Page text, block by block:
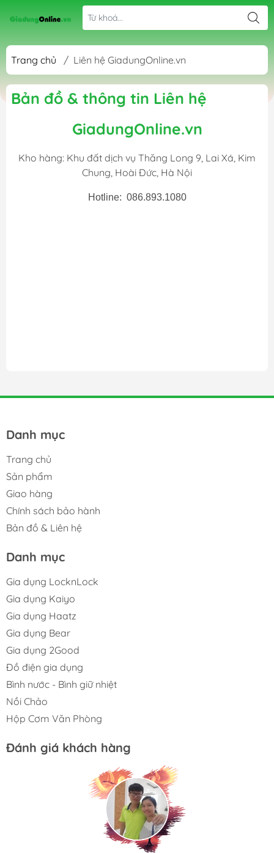
Trang chủ / Liên hệ GiadungOnline.vn
Bản đồ & thông tin Liên hệ
GiadungOnline.vn
Kho hàng: Khu đất dịch vụ Thăng Long 9, Lai Xá, Kim
Chung, Hoài Đức, Hà Nội
Hotline: 086.893.1080
Danh mục
Trang chủ
Sản phẩm
Giao hàng
Chính sách bảo hành
Bản đồ & Liên hệ
Danh mục
Gia dụng LocknLock
Gia dụng Kaiyo
Gia dụng Haatz
Gia dụng Bear
Gia dụng 2Good
Đồ điện gia dụng
Bình nước - Bình giữ nhiệt
Nồi Chảo
Hộp Cơm Văn Phòng
Đánh giá khách hàng